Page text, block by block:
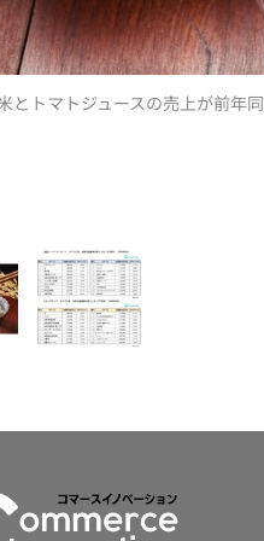
とトマトジュースの売上が前